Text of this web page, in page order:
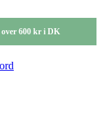
600 kr i DK